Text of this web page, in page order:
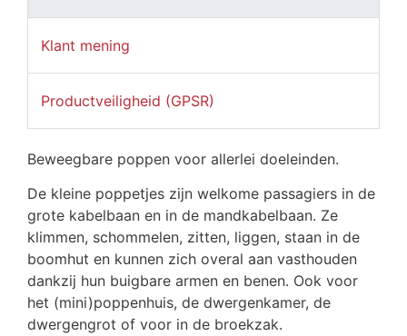
Klant mening
Productveiligheid (GPSR)
Beweegbare poppen voor allerlei doeleinden.
De kleine poppetjes zijn welkome passagiers in de
grote kabelbaan en in de mandkabelbaan. Ze
klimmen, schommelen, zitten, liggen, staan in de
boomhut en kunnen zich overal aan vasthouden
dankzij hun buigbare armen en benen. Ook voor
het (mini)poppenhuis, de dwergenkamer, de
dwergengrot of voor in de broekzak.